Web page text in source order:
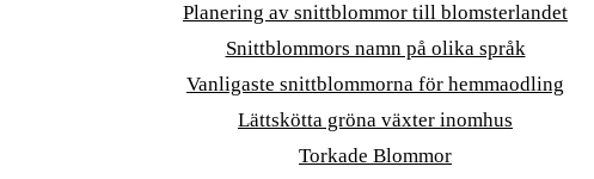
Planering av snittblommor till blomsterlandet
Snittblommors namn på olika språk
Vanligaste snittblommorna för hemmaodling
Lättskötta gröna växter inomhus
Torkade Blommor